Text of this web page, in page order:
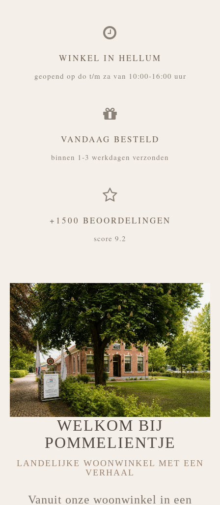
WINKEL IN HELLUM
geopend op do t/m za van 10:00-16:00 uur
VANDAAG BESTELD
binnen 1-3 werkdagen verzonden
+1500 BEOORDELINGEN
score 9.2
WELKOM BIJ
POMMELIENTJE
LANDELIJKE WOONWINKEL MET EEN
VERHAAL
Vanuit onze woonwinkel in een